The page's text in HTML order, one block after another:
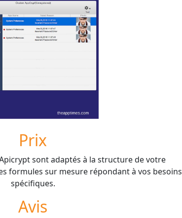
Prix
sont adaptés à la structure de votre
formules sur mesure répondant à vos besoins
spécifiques.
Avis